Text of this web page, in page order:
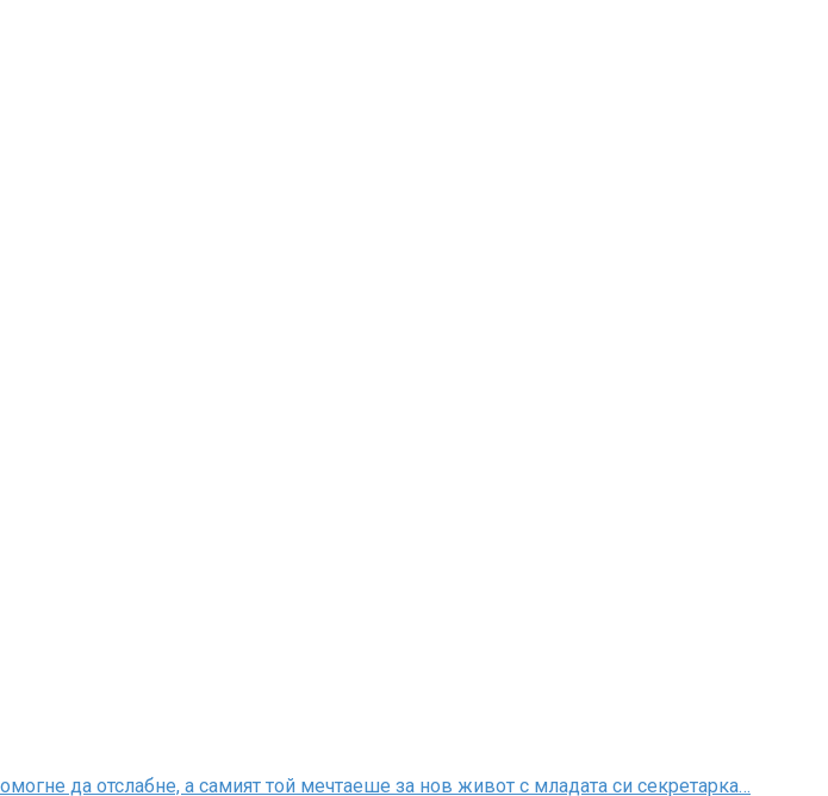
да отслабне, а самият той мечтаеше за нов живот с младата си секретарка…